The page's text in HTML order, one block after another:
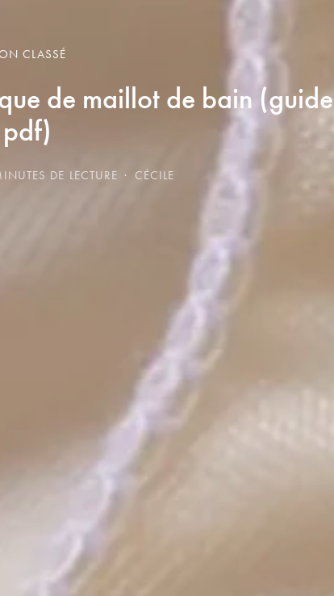
CLASSÉ
de maillot de bain (guide
pdf)
DE LECTURE CÉCILE